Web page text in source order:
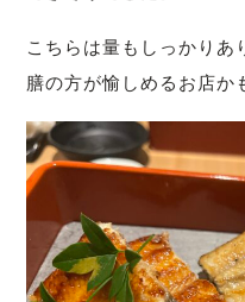
こちらは量もしっかりあ
膳の方が愉しめるお店か